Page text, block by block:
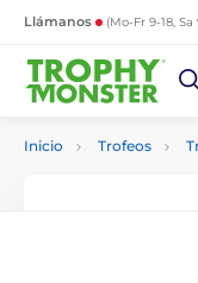
Llámanos (Mo-Fr 9-18, Sa
Inicio Trofeos